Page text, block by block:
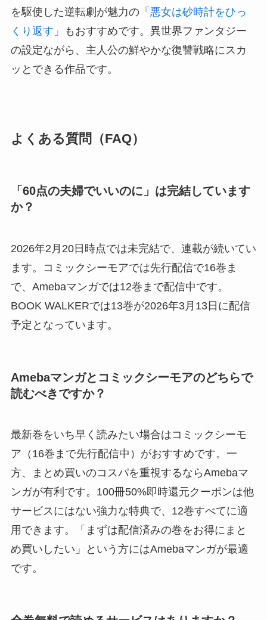
を駆使した逆転劇が魅力の「悪女は砂時計をひっ
くり返す」
もおすすめです。異世界ファンタジー
の設定ながら、主人公の鮮やかな復讐戦略にスカ
ッとできる作品です。
よくある質問（FAQ）
「60点の夫婦でいいのに」は完結しています
か？
2026年2月20日時点では未完結で、連載が続いてい
ます。コミックシーモアでは先行配信で16巻ま
で、Amebaマンガでは12巻まで配信中です。
BOOK WALKERでは13巻が2026年3月13日に配信
予定となっています。
Amebaマンガとコミックシーモアのどちらで
読むべきですか？
最新巻をいち早く読みたい場合はコミックシーモ
ア（16巻まで先行配信中）がおすすめです。一
方、まとめ買いのコスパを重視するならAmebaマ
ンガが有利です。100冊50%即時還元クーポンは他
サービスにはない強力な特典で、12巻すべてに適
用できます。「まずは配信済みの巻をお得にまと
め買いしたい」という方にはAmebaマンガが最適
です。